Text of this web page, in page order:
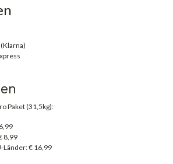
Paket (31,5kg):
8,99
Länder: € 16,99